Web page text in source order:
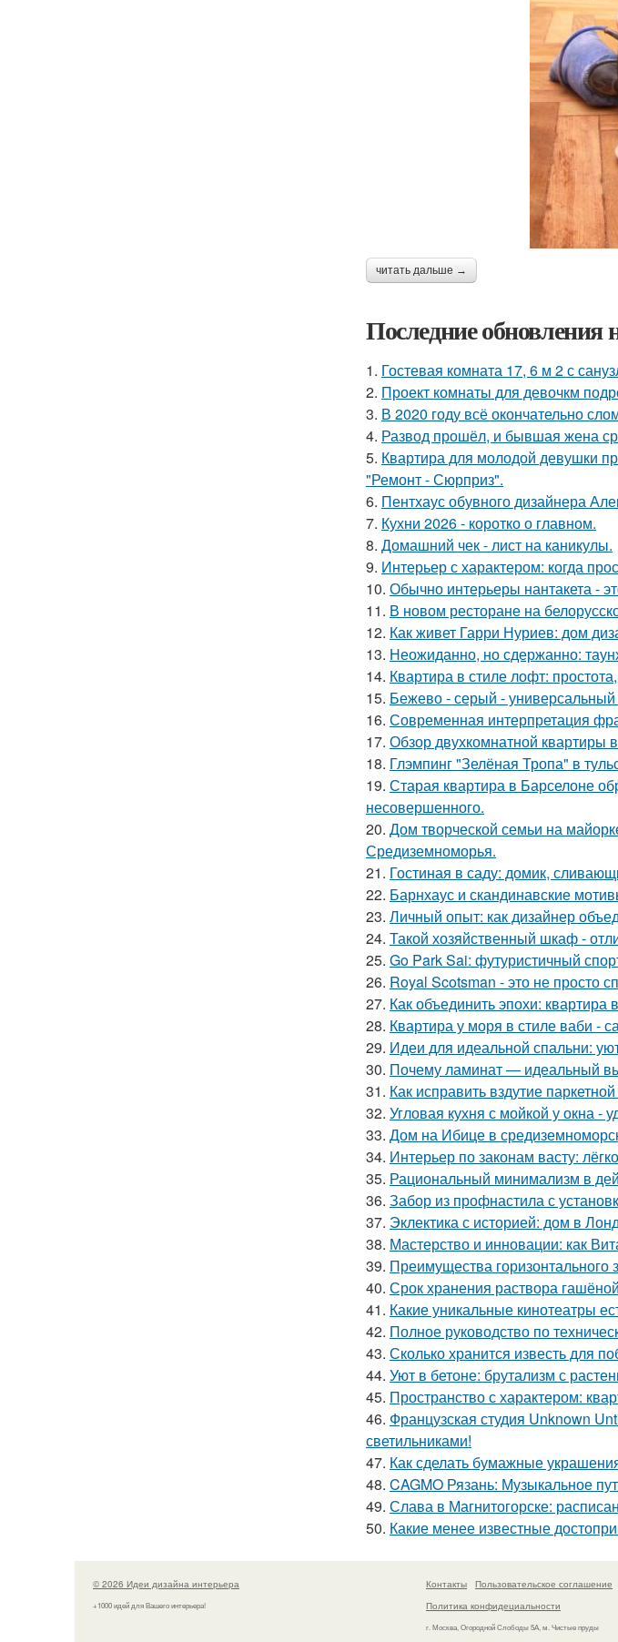
читать дальше →
Последние обновления
1. Гостевая комната 17, 6 м 2 с
2. Проект комнаты для девочкм
3. В 2020 году всё окончательно
4. Развод прошёл, и бывшая жена
5. Квартира для молодой девушки
"Ремонт - Сюрприз".
6. Пентхаус обувного дизайнера
7. Кухни 2026 - коротко о главном.
8. Домашний чек - лист на каникулы.
9. Интерьер с характером: когда
10. Обычно интерьеры нантакета -
11. В новом ресторане на
12. Как живет Гарри Нуриев: дом
13. Неожиданно, но сдержанно:
14. Квартира в стиле лофт:
15. Бежево - серый -
16. Современная интерпретация
17. Обзор двухкомнатной квартиры
18. Глэмпинг "Зелёная Тропа" в
19. Старая квартира в Барселоне
несовершенного.
20. Дом творческой семьи на
Средиземноморья.
21. Гостиная в саду: домик,
22. Барнхаус и скандинавские
23. Личный опыт: как дизайнер
24. Такой хозяйственный шкаф -
25. Go Park Sai: футуристичный
26. Royal Scotsman - это не просто
27. Как объединить эпохи:
28. Квартира у моря в стиле ваби -
29. Идеи для идеальной спальни:
30. Почему ламинат — идеальный
31. Как исправить вздутие
32. Угловая кухня с мойкой у окна -
33. Дом на Ибице в
34. Интерьер по законам васту:
35. Рациональный минимализм в
36. Забор из профнастила с
37. Эклектика с историей: дом в
38. Мастерство и инновации: как
39. Преимущества горизонтального
40. Срок хранения раствора
41. Какие уникальные кинотеатры
42. Полное руководство по
43. Сколько хранится известь для
44. Уют в бетоне: брутализм с
45. Пространство с характером:
46. Французская студия Unknown
светильниками!
47. Как сделать бумажные
48. CAGMO Рязань: Музыкальное
49. Слава в Магнитогорске:
50. Какие менее известные
© 2026 Идеи дизайна интерьера
+1000 идей для Вашего интерьера!
Контакты
Пользовательское соглашение
Политика конфидециальности
г. Москва, Огородной Слободы 5А, м. Чистые пруды